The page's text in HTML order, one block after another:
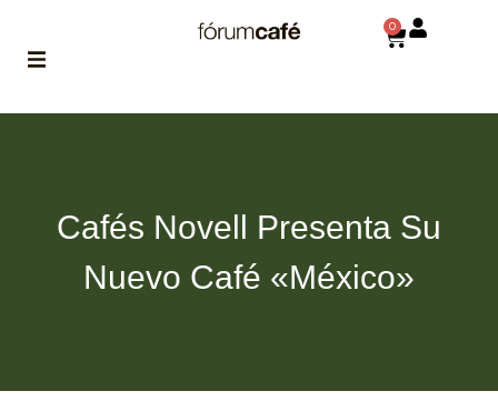
BLOG
0
Cafés Novell Presenta Su
Nuevo Café «México»